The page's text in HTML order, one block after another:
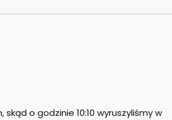
o godzinie 10:10 wyruszyliśmy w